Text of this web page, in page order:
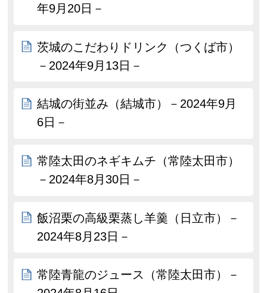
年9月20日－
茨城のこだわりドリンク（つくば市）
－2024年9月13日－
結城の街並み（結城市）－2024年9月
6日－
常陸太田のネギキムチ（常陸太田市）
－2024年8月30日－
飯沼栗の高級栗蒸し羊羹（日立市）－
2024年8月23日－
常陸青龍のジュース（常陸太田市）－